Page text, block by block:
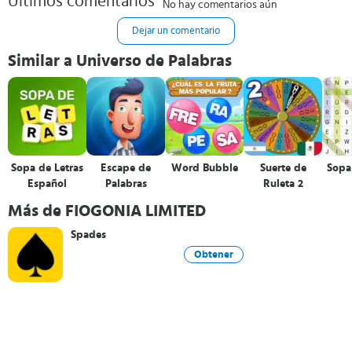
No hay comentarios aún
Dejar un comentario
Similar a Universo de Palabras
Sopa de Letras
Español
Escape de
Palabras
Word Bubble
Suerte de
Ruleta 2
Más de FIOGONIA LIMITED
Spades
Obtener